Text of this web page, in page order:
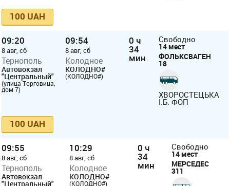
100 UAH
09:20
8 авг, сб
Тернополь
Автовокзал
"Центральный"
(улица Торговица;
дом 7)
09:54
8 авг, сб
Колодное
КОЛОДНО#
(КОЛОДНО#)
0 ч
34
мин
Свободно
14 мест
ФОЛЬКСВАГЕН
18
ХВОРОСТЕЦЬКА
І.Б. ФОП
100 UAH
09:55
8 авг, сб
Тернополь
Автовокзал
"Центральный"
10:29
8 авг, сб
Колодное
КОЛОДНО#
(КОЛОДНО#)
0 ч
34
мин
Свободно
14 мест
МЕРСЕДЕС
311